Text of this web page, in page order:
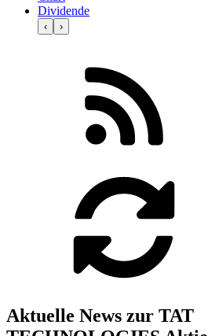
Dividende
‹ ›
Aktuelle News zur TAT